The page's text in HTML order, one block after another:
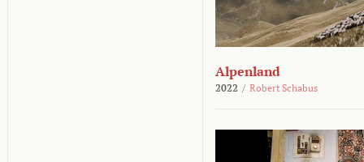
Alpenland
2022 / Robert Schabus